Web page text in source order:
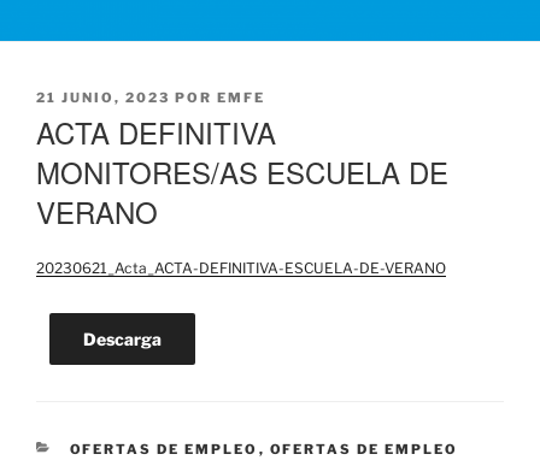
PUBLICADO
21 JUNIO, 2023 POR EMFE
ACTA DEFINITIVA
MONITORES/AS ESCUELA DE
VERANO
20230621_Acta_ACTA-DEFINITIVA-ESCUELA-DE-VERANO
Descarga
CATEGORÍAS
OFERTAS DE EMPLEO , OFERTAS DE EMPLEO